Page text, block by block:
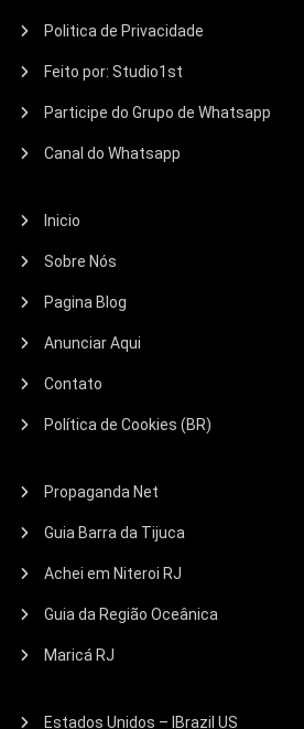
Politica de Privacidade
Feito por: Studio1st
Participe do Grupo de Whatsapp
Canal do Whatsapp
Inicio
Sobre Nós
Pagina Blog
Anunciar Aqui
Contato
Política de Cookies (BR)
Propaganda Net
Guia Barra da Tijuca
Achei em Niteroi RJ
Guia da Região Oceânica
Maricá RJ
Estados Unidos – IBrazil US